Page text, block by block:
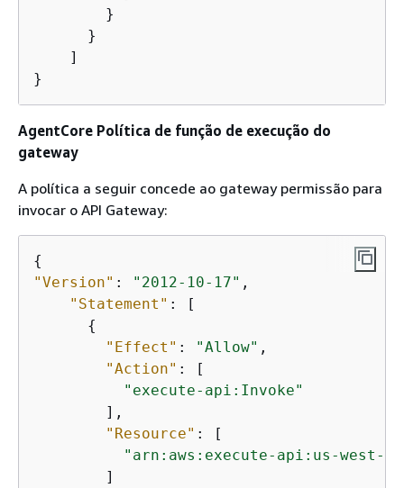
        }
      }
    ]
}
AgentCore Política de função de execução do
gateway
A política a seguir concede ao gateway permissão para
invocar o API Gateway:
{
"Version" : "2012-10-17" ,
"Statement" : [
{
"Effect" : "Allow" ,
"Action" : [
"execute-api:Invoke"
        ],
"Resource" : [
"arn:aws:execute-api:us-west-
        ]